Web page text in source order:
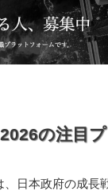
の注目
、日本政府の成長